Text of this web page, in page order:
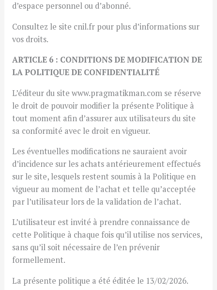
d’espace personnel ou d’abonné.
Consultez le site cnil.fr pour plus d’informations sur
vos droits.
ARTICLE 6 : CONDITIONS DE MODIFICATION DE
LA POLITIQUE DE CONFIDENTIALITÉ
L’éditeur du site www.pragmatikman.com se réserve
le droit de pouvoir modifier la présente Politique à
tout moment afin d’assurer aux utilisateurs du site
sa conformité avec le droit en vigueur.
Les éventuelles modifications ne sauraient avoir
d’incidence sur les achats antérieurement effectués
sur le site, lesquels restent soumis à la Politique en
vigueur au moment de l’achat et telle qu’acceptée
par l’utilisateur lors de la validation de l’achat.
L’utilisateur est invité à prendre connaissance de
cette Politique à chaque fois qu’il utilise nos services,
sans qu’il soit nécessaire de l’en prévenir
formellement.
La présente politique a été éditée le 13/02/2026.